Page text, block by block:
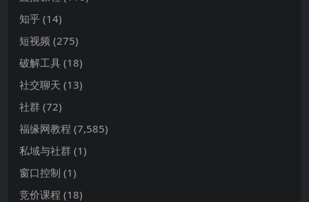
知乎 (14)
短视频 (275)
破解工具 (18)
社交聊天 (13)
社群 (72)
福缘网教程 (7,585)
私域与社群 (1)
窗口控制 (1)
竞价课程 (18)